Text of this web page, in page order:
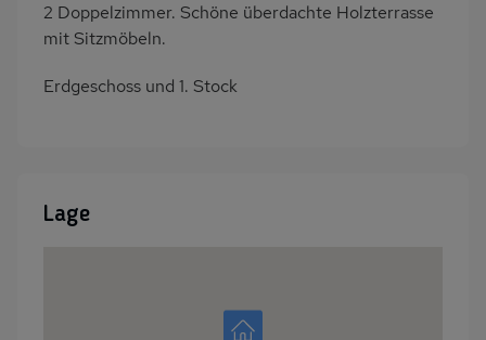
2 Doppelzimmer. Schöne überdachte Holzterrasse
mit Sitzmöbeln.
Erdgeschoss und 1. Stock
Lage